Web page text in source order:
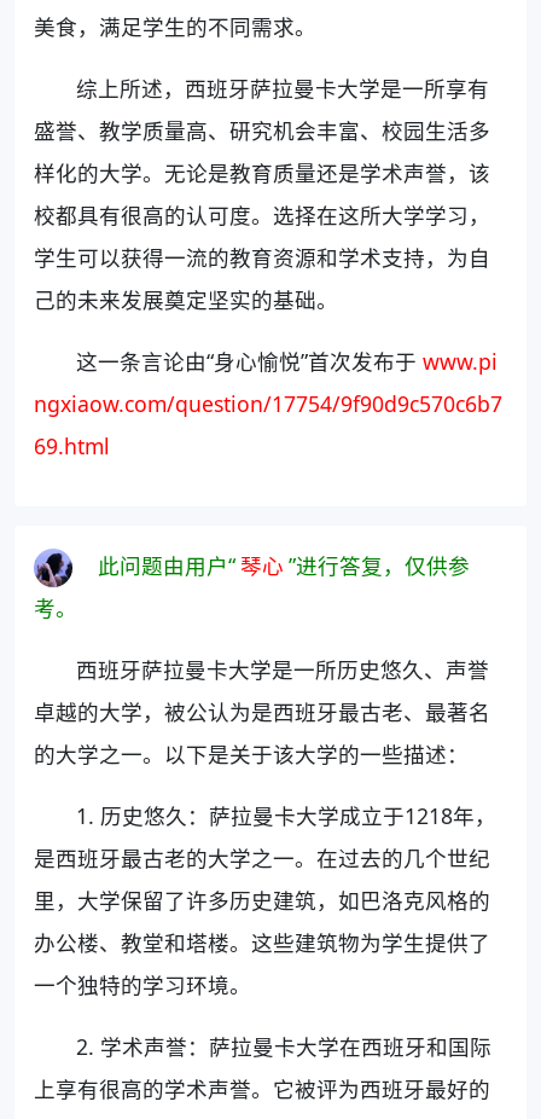
美食，满足学生的不同需求。
综上所述，西班牙萨拉曼卡大学是一所享有
盛誉、教学质量高、研究机会丰富、校园生活多
样化的大学。无论是教育质量还是学术声誉，该
校都具有很高的认可度。选择在这所大学学习，
学生可以获得一流的教育资源和学术支持，为自
己的未来发展奠定坚实的基础。
这一条言论由“身心愉悦”首次发布于www.pi
ngxiaow.com/question/17754/9f90d9c570c6b7
69.html
此问题由用户“ 琴心 ”进行答复，仅供参
考。
西班牙萨拉曼卡大学是一所历史悠久、声誉
卓越的大学，被公认为是西班牙最古老、最著名
的大学之一。以下是关于该大学的一些描述：
1. 历史悠久：萨拉曼卡大学成立于1218年，
是西班牙最古老的大学之一。在过去的几个世纪
里，大学保留了许多历史建筑，如巴洛克风格的
办公楼、教堂和塔楼。这些建筑物为学生提供了
一个独特的学习环境。
2. 学术声誉：萨拉曼卡大学在西班牙和国际
上享有很高的学术声誉。它被评为西班牙最好的